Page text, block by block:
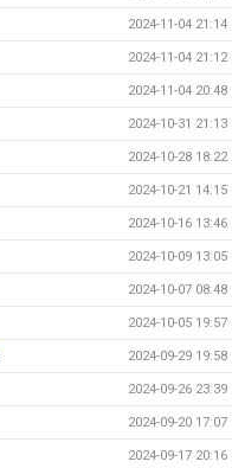
2024-11-04 21:14
2024-11-04 21:12
2024-11-04 20:48
2024-10-31 21:13
2024-10-28 18:22
2024-10-21 14:15
2024-10-16 13:46
2024-10-09 13:05
2024-10-07 08:48
2024-10-05 19:57
2024-09-29 19:58
2024-09-26 23:39
2024-09-20 17:07
2024-09-17 20:16